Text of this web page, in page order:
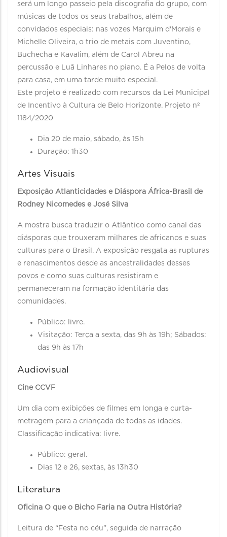
será um longo passeio pela discografia do grupo, com
músicas de todos os seus trabalhos, além de
convidados especiais: nas vozes Marquim d'Morais e
Michelle Oliveira, o trio de metais com Juventino,
Buchecha e Kavalim, além de Carol Abreu na
percussão e Luã Linhares no piano. É a Pelos de volta
para casa, em uma tarde muito especial.
Este projeto é realizado com recursos da Lei Municipal
de Incentivo à Cultura de Belo Horizonte. Projeto nº
1184/2020
Dia 20 de maio, sábado, às 15h
Duração: 1h30
Artes Visuais
Exposição Atlanticidades e Diáspora África-Brasil de
Rodney Nicomedes e José Silva
A mostra busca traduzir o Atlântico como canal das
diásporas que trouxeram milhares de africanos e suas
culturas para o Brasil. A exposição resgata as rupturas
e renascimentos desde as ancestralidades desses
povos e como suas culturas resistiram e
permaneceram na formação identitária das
comunidades.
Público: livre.
Visitação: Terça a sexta, das 9h às 19h; Sábados:
das 9h às 17h
Audiovisual
Cine CCVF
Um dia com exibições de filmes em longa e curta-
metragem para a criançada de todas as idades.
Classificação indicativa: livre.
Público: geral.
Dias 12 e 26, sextas, às 13h30
Literatura
Oficina O que o Bicho Faria na Outra História?
Leitura de “Festa no céu”, seguida de narração